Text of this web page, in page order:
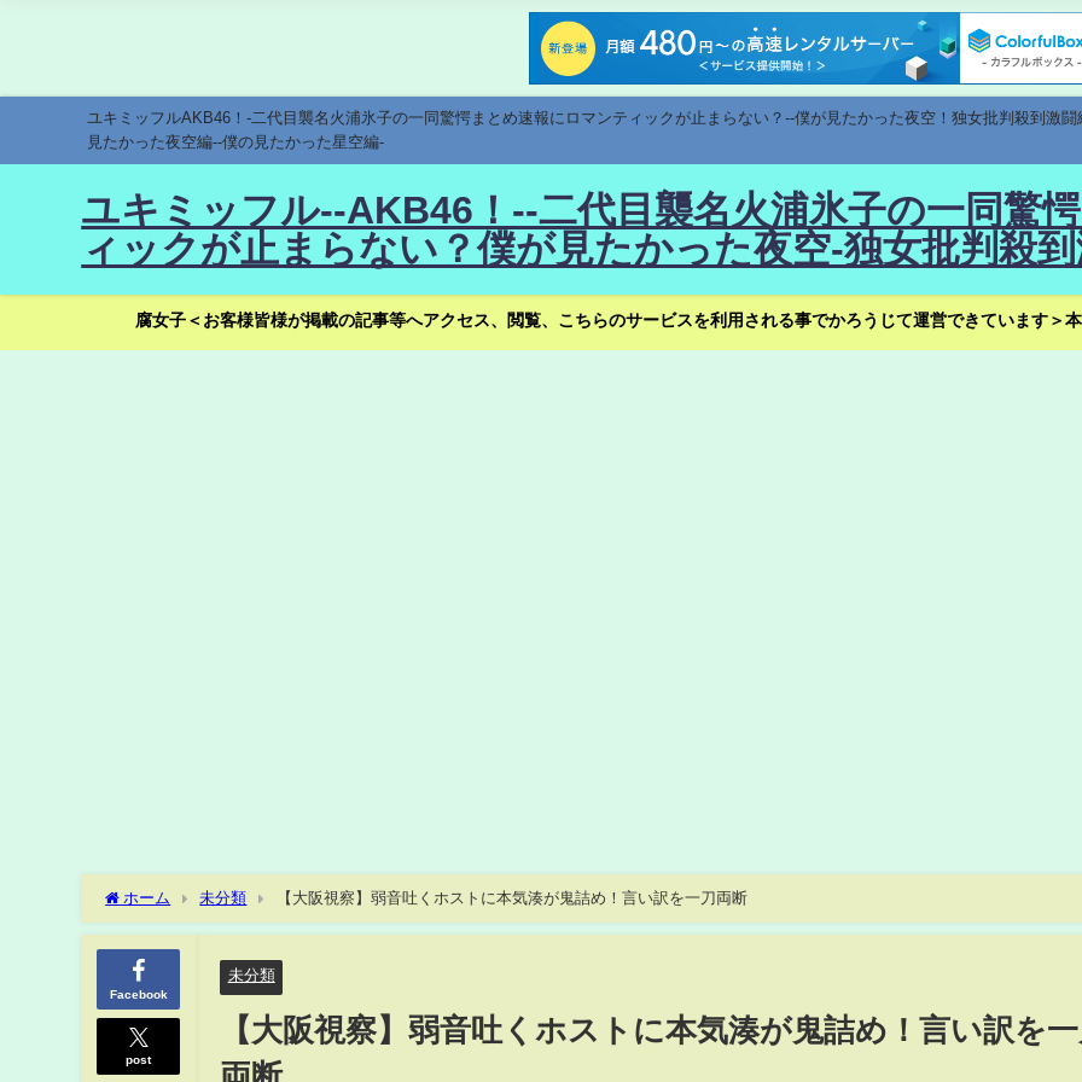
ユキミッフルAKB46！-二代目襲名火浦氷子の一同驚愕まとめ速報にロマンティックが止まらない？--僕が見たかった夜空！独女批判殺到激
見たかった夜空編--僕の見たかった星空編-
ユキミッフル--AKB46！--二代目襲名火浦氷子の一同驚
ィックが止まらない？僕が見たかった夜空-独女批判殺
腐女子＜お客様皆様が掲載の記事等へアクセス、閲覧、こちらのサービスを利用される事でかろうじて運営できています＞
ホーム 未分類 【大阪視察】弱音吐くホストに本気湊が鬼詰め！言い訳を一刀両断
Facebook
post
未分類
【大阪視察】弱音吐くホストに本気湊が鬼詰め！言い訳を
両断